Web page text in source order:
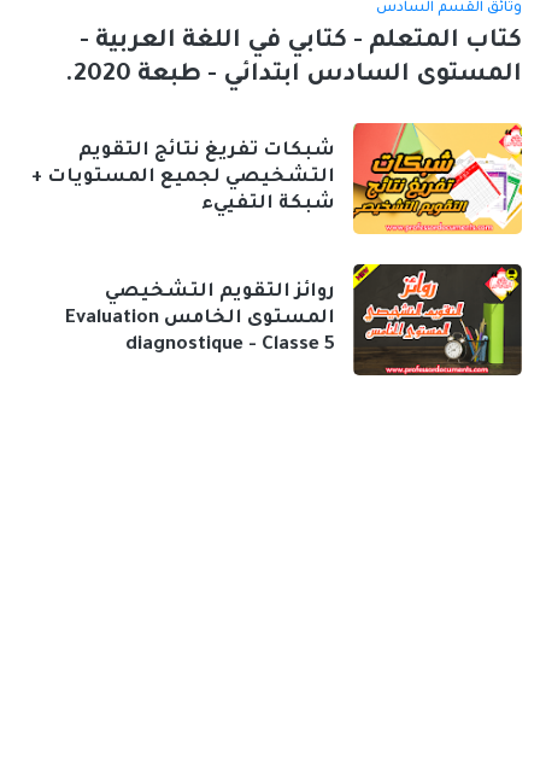
وثائق القسم السادس
كتاب المتعلم - كتابي في اللغة العربية -
المستوى السادس ابتدائي - طبعة 2020.
شبكات تفريغ نتائج التقويم
التشخيصي لجميع المستويات +
شبكة التفييء
روائز التقويم التشخيصي
المستوى الخامس Evaluation
diagnostique - Classe 5